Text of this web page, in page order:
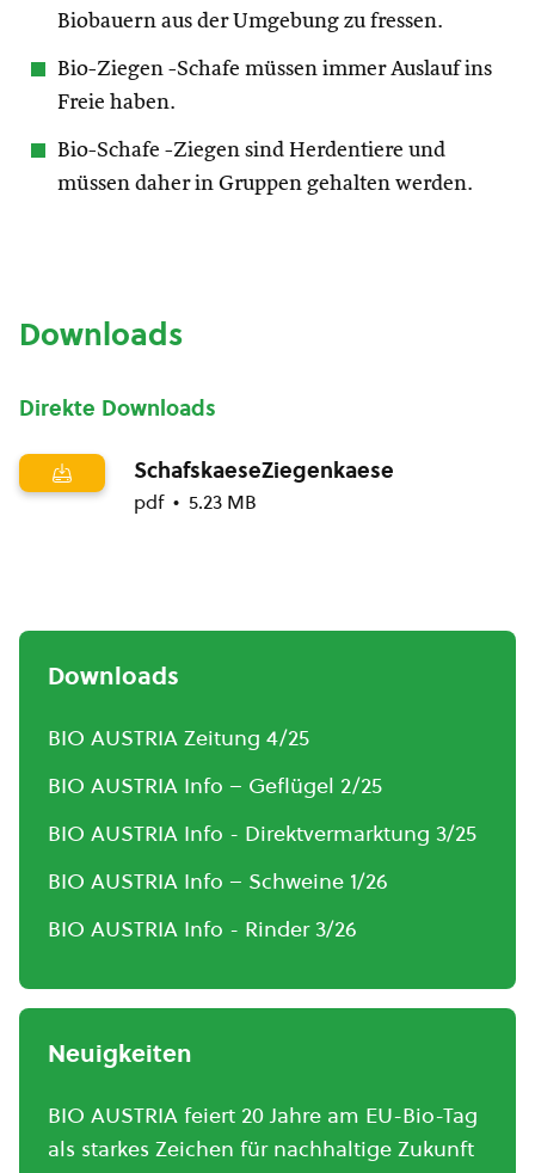
Biobauern aus der Umgebung zu fressen.
Bio-Ziegen -Schafe müssen immer Auslauf ins
Freie haben.
Bio-Schafe -Ziegen sind Herdentiere und
müssen daher in Gruppen gehalten werden.
Downloads
Direkte Downloads
SchafskaeseZiegenkaese
pdf 5.23 MB
Downloads
BIO AUSTRIA Zeitung 4/25
BIO AUSTRIA Info – Geflügel 2/25
BIO AUSTRIA Info - Direktvermarktung 3/25
BIO AUSTRIA Info – Schweine 1/26
BIO AUSTRIA Info - Rinder 3/26
Neuigkeiten
BIO AUSTRIA feiert 20 Jahre am EU-Bio-Tag
als starkes Zeichen für nachhaltige Zukunft